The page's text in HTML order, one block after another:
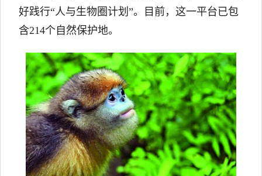
好践行“人与生物圈计划”。目前，这一平台已包
含214个自然保护地。